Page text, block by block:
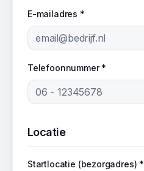
E-mailadres *
Telefoonnummer *
Locatie
Startlocatie (bezorgadres) *